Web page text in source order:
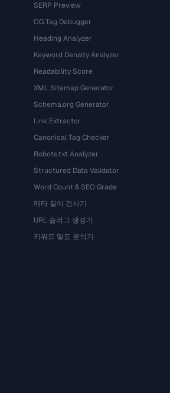
SERP Preview
OG Tag Debugger
Heading Analyzer
Keyword Density Analyzer
Readability Score
XML Sitemap Generator
Schema.org Generator
Link Extractor
Canonical Tag Checker
Robots.txt Analyzer
Structured Data Validator
Word Count & SEO Grade
메타 길이 검사기
URL 슬러그 생성기
키워드 밀도 분석기